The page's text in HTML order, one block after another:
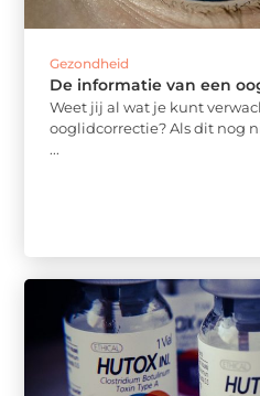
Gezondheid
De informatie van een
Weet jij al wat je kunt
ooglidcorrectie? Als dit nog
...